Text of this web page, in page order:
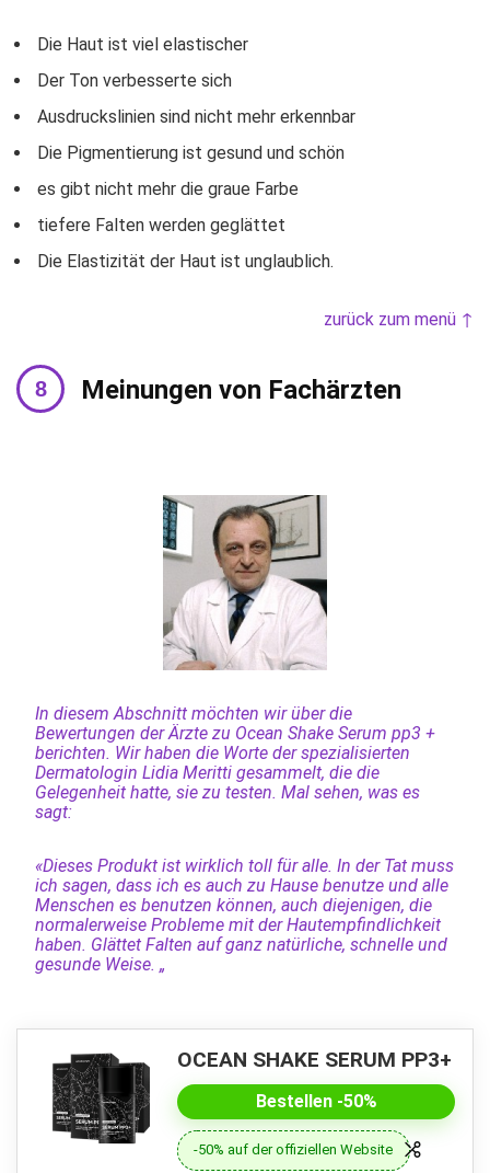
Die Haut ist viel elastischer
Der Ton verbesserte sich
Ausdruckslinien sind nicht mehr erkennbar
Die Pigmentierung ist gesund und schön
es gibt nicht mehr die graue Farbe
tiefere Falten werden geglättet
Die Elastizität der Haut ist unglaublich.
zurück zum menü ↑
Meinungen von Fachärzten
In diesem Abschnitt möchten wir über die
Bewertungen der Ärzte zu Ocean Shake Serum pp3 +
berichten. Wir haben die Worte der spezialisierten
Dermatologin Lidia Meritti gesammelt, die die
Gelegenheit hatte, sie zu testen. Mal sehen, was es
sagt:
«Dieses Produkt ist wirklich toll für alle. In der Tat muss
ich sagen, dass ich es auch zu Hause benutze und alle
Menschen es benutzen können, auch diejenigen, die
normalerweise Probleme mit der Hautempfindlichkeit
haben. Glättet Falten auf ganz natürliche, schnelle und
gesunde Weise. „
OCEAN SHAKE SERUM PP3+
Bestellen -50%
-50% auf der offiziellen Website